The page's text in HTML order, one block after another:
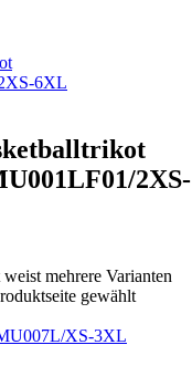
2XS-
mehrere Varianten
gewählt